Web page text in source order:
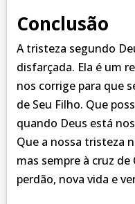
Conclusão
A tristeza segundo
disfarçada. Ela é um
nos corrige para que
de Seu Filho. Que
quando Deus está
Que a nossa tristeza
mas sempre à cruz
perdão, nova vida e